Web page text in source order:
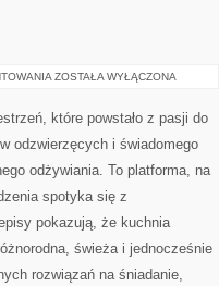
PRODUKTY
ZOSTAŁA WYŁĄCZONA
które powstało z pasji do
odzwierzęcych i świadomego
odżywiania. To platforma, na
spotyka się z
pokazują, że kuchnia
świeża i jednocześnie
rozwiązań na śniadanie,